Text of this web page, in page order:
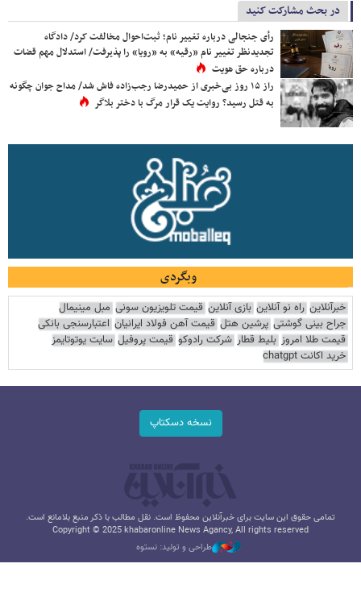
در بحث مشارکت کنید
رأی جنجالی درباره تغییر نام؛ ثبت‌احوال مخالفت کرد/ دادگاه
تجدیدنظر تغییر نام «رقیه» به «رویا» را پذیرفت/ استدلال مهم قضات
درباره حق هویت
راز ۱۵ روز بی‌خبری از حمیدرضا رجب‌زاده فاش شد/ مداح جوان چگونه
به قتل رسید؟ روایت یک قرار مرگ با دختر بلاگر
وبگردی
خبرآنلاین راه نو آنلاین بازی آنلاین قیمت تلویزیون سونی مبل مینیمال
جراح بینی گوشتی پرشین هتل قیمت آهن فولاد ایرانیان اعتبارسنجی بانکی
قیمت طلا امروز بلیط قطار شرکت رادوکو قیمت پروفیل سایت یوتوتایمز
خرید اکانت chatgpt
نسخه دسکتاپ
تمامی حقوق این سایت برای خبرآنلاین محفوظ است. نقل مطالب با ذکر منبع بلامانع است.
Copyright © 2025 khabaronline News Agancy, All rights reserved
طراحی و تولید: نستوه